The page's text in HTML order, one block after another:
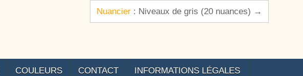
Nuancier: Niveaux de gris (20 nuances) →
COULEURS CONTACT INFORMATIONS LÉGALES